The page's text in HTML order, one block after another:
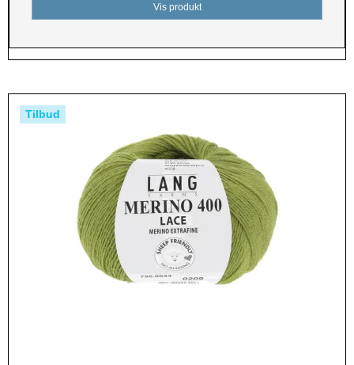
Vis produkt
Tilbud